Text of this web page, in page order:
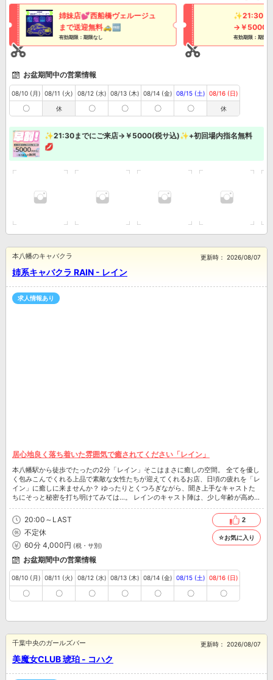
姉妹店💕西船橋ヴェルージュ
まで送迎無料🚕🆓
有効期限：期限なし
✨21:30ま
→￥5000(
内指名無料
有効期限：期限な
お盆期間中の営業情報
08/10 (月)
〇
08/11 (火)
休
08/12 (水)
〇
08/13 (木)
〇
08/14 (金)
〇
08/15 (土)
〇
08/16 (日)
休
✨21:30までにご来店→￥5000(税サ込)✨+初回場内指名無料
💋
姉系キャバクラ RAIN - レイン
本八幡のキャバクラ 更新時： 2026/08/07
求人情報あり
居心地良く落ち着いた雰囲気で癒されてください「レイン」
本八幡駅から徒歩でたったの2分「レイン」そこはまさに癒しの空間。 全てを優し
く包みこんでくれる上品で素敵な女性たちが迎えてくれるお店、日頃の疲れを「レ
イン」に癒しに来ませんか？ ゆったりとくつろぎながら、聞き上手なキャストた
ちにそっと秘密を打ち明けてみては…。 レインのキャスト陣は、少し年齢が高めの
めるお店です。
20:00～LAST
不定休
60分 4,000円 (税・サ別)
2
☆お気に入り
お盆期間中の営業情報
08/10 (月)
〇
08/11 (火)
〇
08/12 (水)
〇
08/13 (木)
〇
08/14 (金)
〇
08/15 (土)
〇
08/16 (日)
〇
美魔女CLUB 琥珀 - コハク
千葉中央のガールズバー 更新時： 2026/08/07